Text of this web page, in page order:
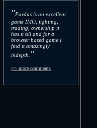
"Pardus is an excellent
game IMO, fighting,
trading, ownership it
has it all and for a
browser based game I
find it amazingly
indepth. "
>> more comments